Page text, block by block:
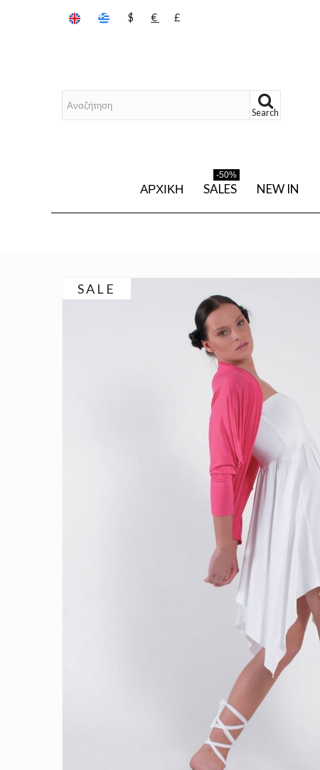
$ € £
Search
ΑΡΧΙΚΉ SALES
-50%
NEW IN
SALE